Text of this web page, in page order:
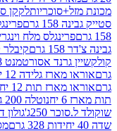
לקקן סיסי סטיקס
פרינגלס הכל בייגל 158
מלח וינגרייט 158 גרם
קיבלר קרקר שמינייה
197.8 גרם
12 יח' 331.2 גרם
12 יח' 441.6 גרם
נוטלה 200 גרם
גולון
250ג'
גולון דיאג'סטיב מוזלי